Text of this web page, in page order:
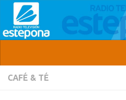
CAFÉ & TÉ